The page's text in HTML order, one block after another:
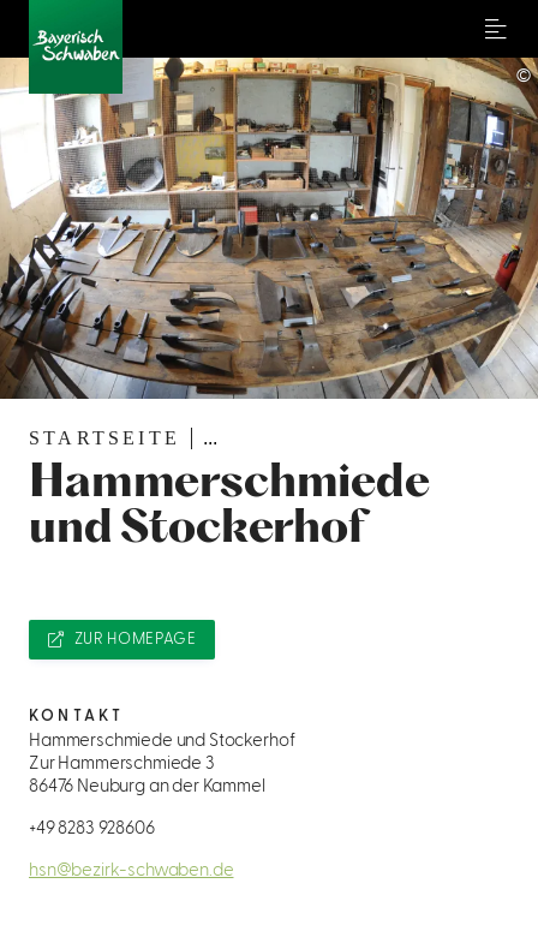
Menu
STARTSEITE ...
Hammerschmiede
und Stockerhof
©
ZUR HOMEPAGE
KONTAKT
Hammerschmiede und Stockerhof
Zur Hammerschmiede 3
86476 Neuburg an der Kammel
+49 8283 928606
hsn@bezirk-schwaben.de